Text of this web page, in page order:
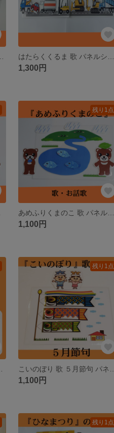
1,300円
残り1点
1,100円
残り1点
1,100円
残り1点